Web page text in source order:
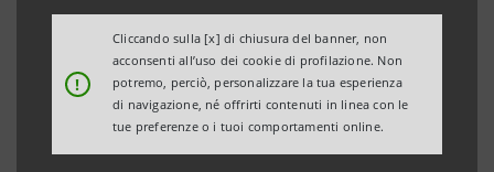
!
Cliccando sulla [x] di chiusura del banner, non
acconsenti all’uso dei cookie di profilazione. Non
potremo, perciò, personalizzare la tua esperienza
di navigazione, né offrirti contenuti in linea con le
tue preferenze o i tuoi comportamenti online.
MIGLIOR TRIMESTRE DI SEMPRE
Le esportazioni dei distretti del Veneto
superano nuovamente i 7 miliardi, pari a
+8,3%. Il bilancio dei primi 9 mesi del 2021